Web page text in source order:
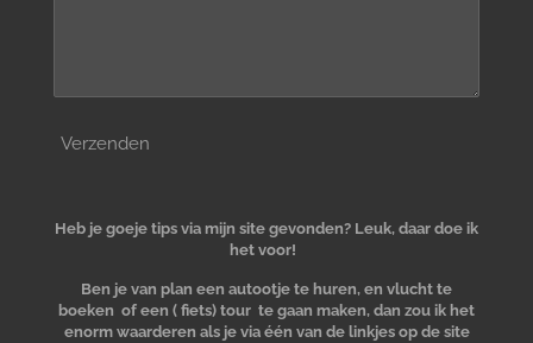
Verzenden
Heb je goeje tips via mijn site gevonden? Leuk, daar doe ik
het voor!
Ben je van plan een autootje te huren, en vlucht te
boeken of een ( fiets) tour te gaan maken, dan zou ik het
enorm waarderen als je via één van de linkjes op de site